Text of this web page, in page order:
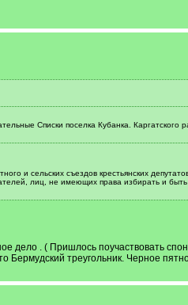
Списки поселка Кубанка.
и сельских съездов крестьянских
лиц, не имеющих права избирать и
дело . ( Пришлось поучаствовать
Бермудский треугольник. Черное